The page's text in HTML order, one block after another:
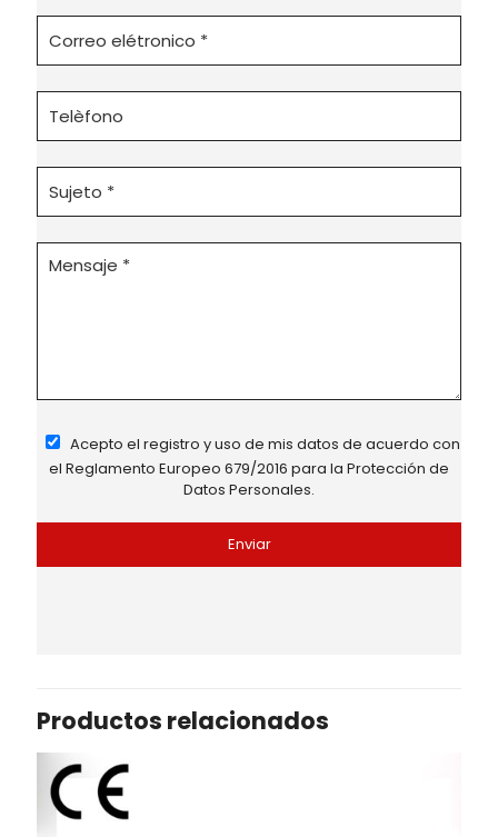
Acepto el registro y uso de mis datos de acuerdo con
el Reglamento Europeo 679/2016 para la Protección de
Datos Personales.
Productos relacionados